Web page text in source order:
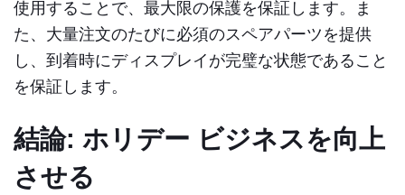
使用することで、最大限の保護を保証します。ま
た、大量注文のたびに必須のスペアパーツを提供
し、到着時にディスプレイが完璧な状態であること
を保証します。
結論: ホリデー ビジネスを向上
させる